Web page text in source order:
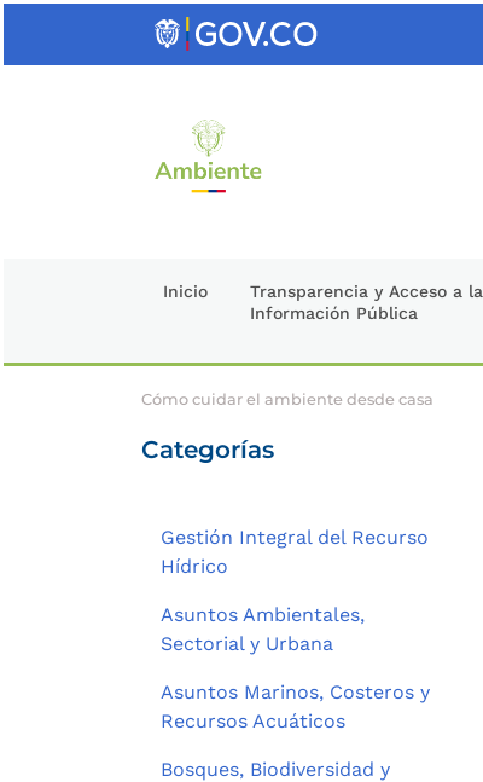
Inicio
Transparencia y Acceso a la
Información Pública
Cómo cuidar el ambiente desde casa
Categorías
Gestión Integral del Recurso
Hídrico
Asuntos Ambientales,
Sectorial y Urbana
Asuntos Marinos, Costeros y
Recursos Acuáticos
Bosques, Biodiversidad y